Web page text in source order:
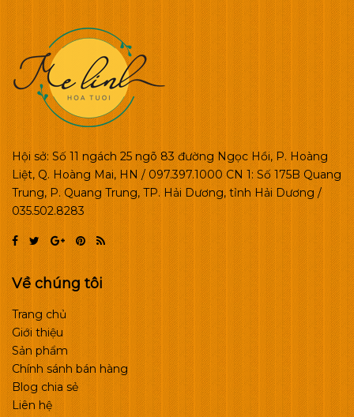
Hội sở: Số 11 ngách 25 ngõ 83 đường Ngọc Hồi, P. Hoàng
Liệt, Q. Hoàng Mai, HN / 097.397.1000 CN 1: Số 175B Quang
Trung, P. Quang Trung, TP. Hải Dương, tỉnh Hải Dương /
035.502.8283
Về chúng tôi
Trang chủ
Giới thiệu
Sản phẩm
Chính sánh bán hàng
Blog chia sẻ
Liên hệ